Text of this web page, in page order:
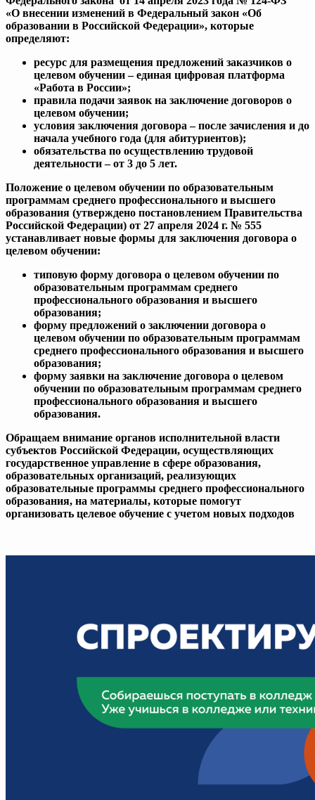
«О внесении изменений в Федеральный закон «Об
образовании в Российской Федерации», которые
определяют:
ресурс для размещения предложений заказчиков о
целевом обучении – единая цифровая платформа
«Работа в России»;
правила подачи заявок на заключение договоров о
целевом обучении;
условия заключения договора – после зачисления и до
начала учебного года (для абитуриентов);
обязательства по осуществлению трудовой
деятельности – от 3 до 5 лет.
Положение о целевом обучении по образовательным
программам среднего профессионального и высшего
образования (утверждено постановлением Правительства
Российской Федерации) от 27 апреля 2024 г. № 555
устанавливает новые формы для заключения договора о
целевом обучении:
типовую форму договора о целевом обучении по
образовательным программам среднего
профессионального образования и высшего
образования;
форму предложений о заключении договора о
целевом обучении по образовательным программам
среднего профессионального образования и высшего
образования;
форму заявки на заключение договора о целевом
обучении по образовательным программам среднего
профессионального образования и высшего
образования.
Обращаем внимание органов исполнительной власти
субъектов Российской Федерации, осуществляющих
государственное управление в сфере образования,
образовательных организаций, реализующих
образовательные программы среднего профессионального
образования, на материалы, которые помогут
организовать целевое обучение с учетом новых подходов